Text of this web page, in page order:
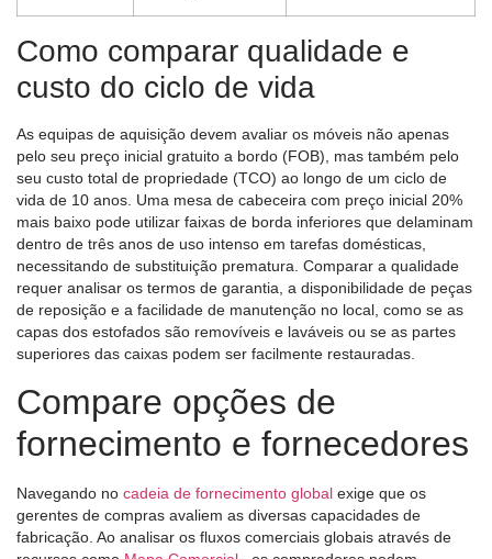
Como comparar qualidade e
custo do ciclo de vida
As equipas de aquisição devem avaliar os móveis não apenas
pelo seu preço inicial gratuito a bordo (FOB), mas também pelo
seu custo total de propriedade (TCO) ao longo de um ciclo de
vida de 10 anos. Uma mesa de cabeceira com preço inicial 20%
mais baixo pode utilizar faixas de borda inferiores que delaminam
dentro de três anos de uso intenso em tarefas domésticas,
necessitando de substituição prematura. Comparar a qualidade
requer analisar os termos de garantia, a disponibilidade de peças
de reposição e a facilidade de manutenção no local, como se as
capas dos estofados são removíveis e laváveis ​​ou se as partes
superiores das caixas podem ser facilmente restauradas.
Compare opções de
fornecimento e fornecedores
Navegando no cadeia de fornecimento global exige que os
gerentes de compras avaliem as diversas capacidades de
fabricação. Ao analisar os fluxos comerciais globais através de